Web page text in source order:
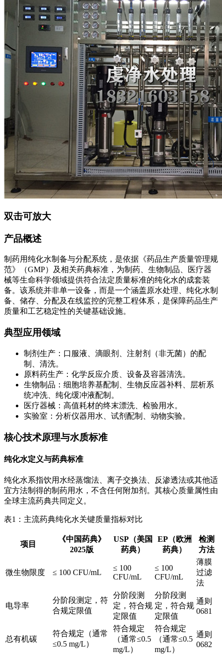
双击可放大
产品概述
制药用纯化水制备与分配系统，是依据《药品生产质量管理规
范》（GMP）及相关药典标准，为制药、生物制品、医疗器
械等生命科学领域提供符合法定质量标准的纯化水的成套装
备。该系统并非单一设备，而是一个涵盖原水处理、纯化水制
备、储存、分配及在线监控的完整工程体系，是保障药品生产
质量和工艺稳定性的关键基础设施。
典型应用领域
制剂生产：口服液、滴眼剂、注射剂（非无菌）的配
制、清洗。
原料药生产：化学反应介质、设备及容器清洗。
生物制品：细胞培养基配制、生物反应器补料、层析系
统冲洗、纯化缓冲液配制。
医疗器械：高值耗材的终末漂洗、检验用水。
实验室：分析仪器用水、试剂配制、动物实验。
核心技术原理与水质标准
纯化水定义与药典标准
纯化水系指饮用水经蒸馏法、离子交换法、反渗透法或其他适
宜方法制得的制药用水，不含任何附加剂。其核心质量属性由
全球主流药典共同定义。
表1：主流药典纯化水关键质量指标对比
项目
《中国药典》
2025版
USP（美国
药典）
EP（欧洲
药典）
检测
方法
微生物限度 ≤ 100 CFU/mL
≤ 100
CFU/mL
≤ 100
CFU/mL
薄膜
过滤
法
电导率
分阶段测定，符
合规定限值
分阶段测
定，符合规
定限值
分阶段测
定，符合规
定限值
通则
0681
总有机碳
符合规定（通常
≤0.5 mg/L）
符合规定
（通常≤0.5
mg/L）
符合规定
（通常≤0.5
mg/L）
通则
0682